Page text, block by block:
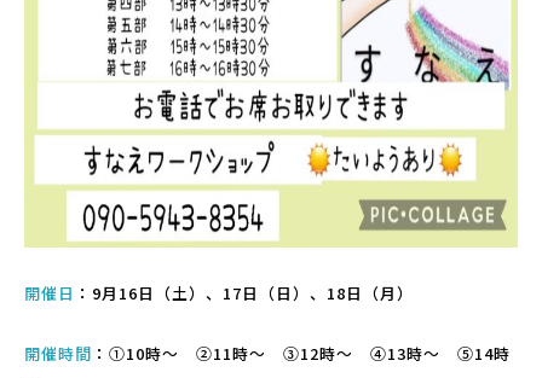
開催日 ：9月16日（土）、17日（日）、18日（月）
開催時間 ：①10時～ ②11時～ ③12時～ ④13時～ ⑤14時